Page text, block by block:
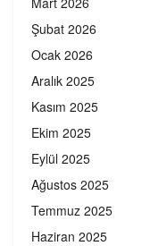
Şubat 2026
Ocak 2026
Aralık 2025
Kasım 2025
Ekim 2025
Eylül 2025
Ağustos 2025
Temmuz 2025
Haziran 2025